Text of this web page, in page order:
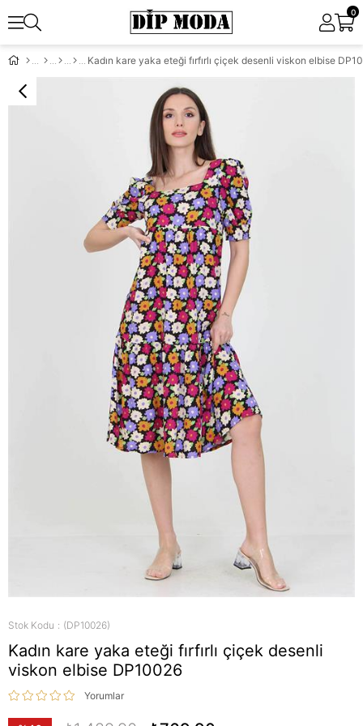
0
Kadın kare yaka eteği fırfırlı çiçek desenli viskon elbise
Stok Kodu (DP10026)
Kadın kare yaka eteği fırfırlı çiçek desenli
viskon elbise DP10026
Yorumlar